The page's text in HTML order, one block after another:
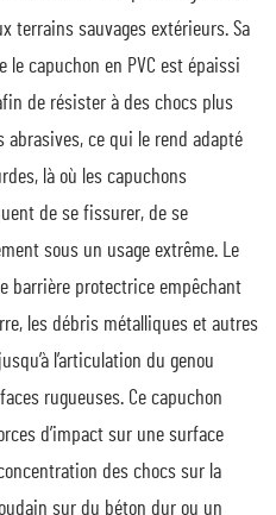
terrains sauvages extérieurs. Sa
capuchon en PVC est épaissi
de résister à des chocs plus
ce qui le rend adapté
là où les capuchons
de se fissurer, de se
sous un usage extrême. Le
barrière protectrice empêchant
les débris métalliques et autres
l’articulation du genou
rugueuses. Ce capuchon
d’impact sur une surface
des chocs sur la
sur du béton dur ou un